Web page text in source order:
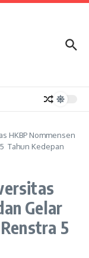
HKBP Nommensen
Tahun Kedepan
Gelar
5